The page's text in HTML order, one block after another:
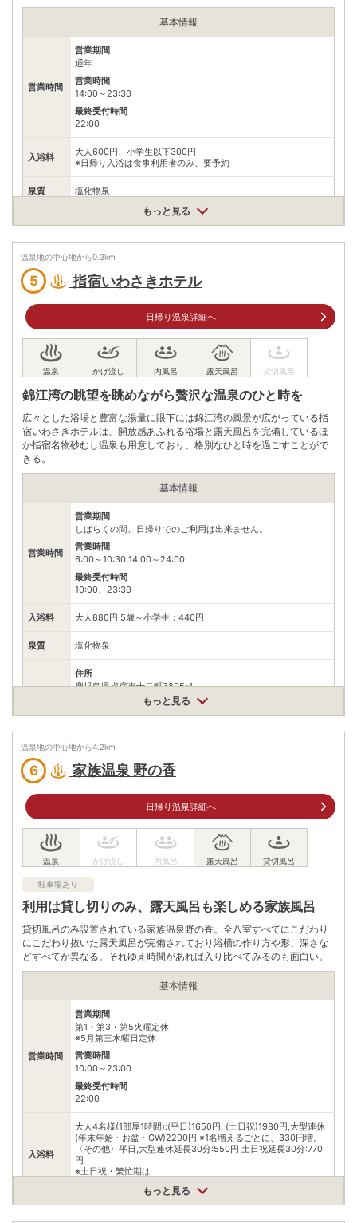
基本情報
営業時間
営業期間
通年
営業時間
14:00～23:30
最終受付時間
22:00
入浴料
大人600円、小学生以下300円
※日帰り入浴は食事利用者のみ、要予約
泉質 塩化物泉
アクセス
公共交通機関
駐車場 無料（50台）
電話番号 0993234141
問合せください。
自身でお問合せください。
もっと見る
温泉地の中心地から0.3km
5 指宿いわさきホテル
日帰り温泉詳細へ
錦江湾の眺望を眺めながら贅沢な温泉のひと時を
広々とした浴場と豊富な湯量に眼下には錦江湾の風景が広がっている指
宿いわさきホテルは、開放感あふれる浴場と露天風呂を完備しているほ
か指宿名物砂むし温泉も用意しており、格別なひと時を過ごすことがで
きる。
基本情報
営業時間
営業期間
しばらくの間、日帰りでのご利用は出来ません。
営業時間
6:00～10:30 14:00～24:00
最終受付時間
10:00、23:30
入浴料 大人880円 5歳～小学生：440円
泉質 塩化物泉
アクセス
住所
鹿児島県指宿市十二町3805-1
JR指宿駅から徒歩で約20分
駐車場
※ 掲載情報は変更になる場合があります。最新の内容はご利用前にご自身でお
問合せください。
※ 料金情報は税込・税抜表記が混ざっております。正しい金額はご利用前にご
自身でお問合せください。
もっと見る
温泉地の中心地から4.2km
6 家族温泉 野の香
日帰り温泉詳細へ
駐車場あり
利用は貸し切りのみ、露天風呂も楽しめる家族風呂
貸切風呂のみ設置されている家族温泉野の香。全八室すべてにこだわり
にこだわり抜いた露天風呂が完備されており浴槽の作り方や形、深さな
どすべてが異なる。それゆえ時間があれば入り比べてみるのも面白い。
基本情報
営業時間
営業期間
第1・第3・第5火曜定休
※5月第三水曜日定休
営業時間
10:00～23:00
最終受付時間
22:00
入浴料
大人4名様(1部屋1時間):(平日)1650円, (土日祝)1980円,大型連休
(年末年始・お盆・GW)2200円 ※1名増えるごとに、330円増。
〈その他〉平日,大型連休延長30分:550円 土日祝延長30分:770
円
※土日祝・繁忙期は
もっと見る